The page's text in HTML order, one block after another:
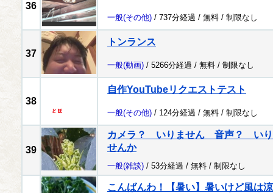
36
一般(その他) / 737分経過 / 無料 / 制限なし
37
トンランス
一般(動画) / 5266分経過 / 無料 / 制限なし
38
自作YouTubeリクエストテスト
一般(その他) / 124分経過 / 無料 / 制限なし
39
カメラ？ いりません 音声？ いり
せんか
一般(雑談) / 53分経過 / 無料 / 制限なし
こんばんわ！【暑い】暑いけど風は